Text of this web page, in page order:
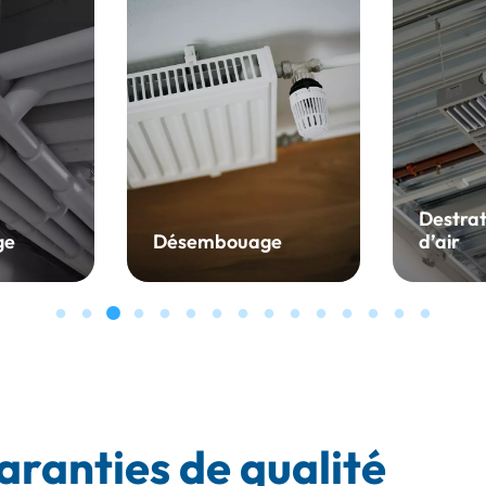
d’air
de qualité